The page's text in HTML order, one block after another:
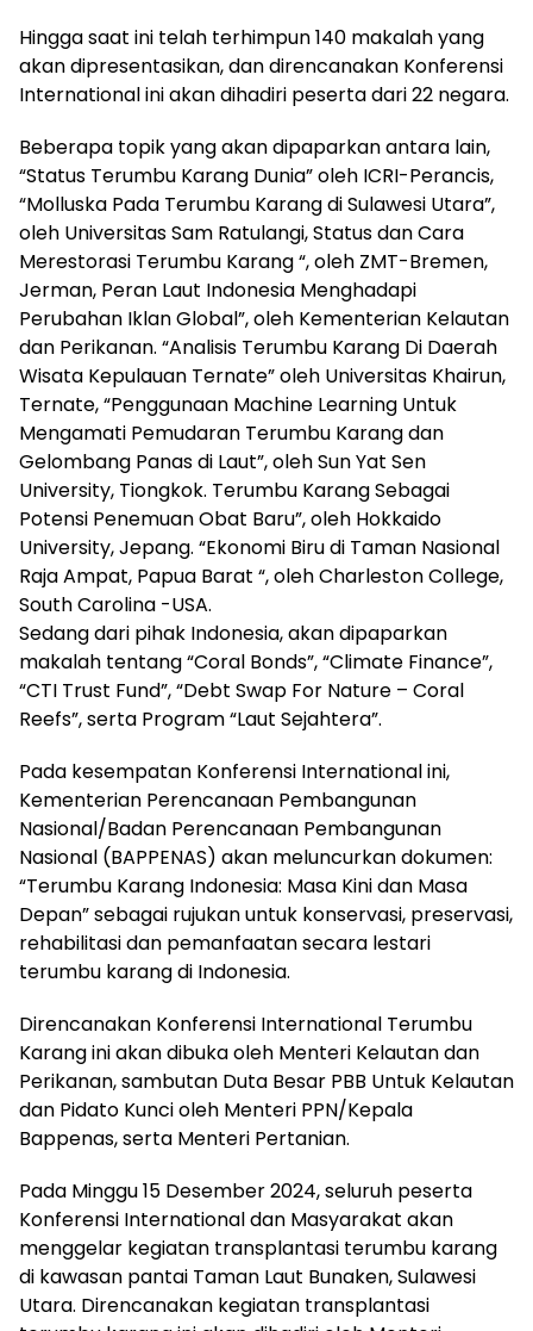
Hingga saat ini telah terhimpun 140 makalah yang
akan dipresentasikan, dan direncanakan Konferensi
International ini akan dihadiri peserta dari 22 negara.
Beberapa topik yang akan dipaparkan antara lain,
“Status Terumbu Karang Dunia” oleh ICRI-Perancis,
“Molluska Pada Terumbu Karang di Sulawesi Utara”,
oleh Universitas Sam Ratulangi, Status dan Cara
Merestorasi Terumbu Karang “, oleh ZMT-Bremen,
Jerman, Peran Laut Indonesia Menghadapi
Perubahan Iklan Global”, oleh Kementerian Kelautan
dan Perikanan. “Analisis Terumbu Karang Di Daerah
Wisata Kepulauan Ternate” oleh Universitas Khairun,
Ternate, “Penggunaan Machine Learning Untuk
Mengamati Pemudaran Terumbu Karang dan
Gelombang Panas di Laut”, oleh Sun Yat Sen
University, Tiongkok. Terumbu Karang Sebagai
Potensi Penemuan Obat Baru”, oleh Hokkaido
University, Jepang. “Ekonomi Biru di Taman Nasional
Raja Ampat, Papua Barat “, oleh Charleston College,
South Carolina -USA.
Sedang dari pihak Indonesia, akan dipaparkan
makalah tentang “Coral Bonds”, “Climate Finance”,
“CTI Trust Fund”, “Debt Swap For Nature – Coral
Reefs”, serta Program “Laut Sejahtera”.
Pada kesempatan Konferensi International ini,
Kementerian Perencanaan Pembangunan
Nasional/Badan Perencanaan Pembangunan
Nasional (BAPPENAS) akan meluncurkan dokumen:
“Terumbu Karang Indonesia: Masa Kini dan Masa
Depan” sebagai rujukan untuk konservasi, preservasi,
rehabilitasi dan pemanfaatan secara lestari
terumbu karang di Indonesia.
Direncanakan Konferensi International Terumbu
Karang ini akan dibuka oleh Menteri Kelautan dan
Perikanan, sambutan Duta Besar PBB Untuk Kelautan
dan Pidato Kunci oleh Menteri PPN/Kepala
Bappenas, serta Menteri Pertanian.
Pada Minggu 15 Desember 2024, seluruh peserta
Konferensi International dan Masyarakat akan
menggelar kegiatan transplantasi terumbu karang
di kawasan pantai Taman Laut Bunaken, Sulawesi
Utara. Direncanakan kegiatan transplantasi